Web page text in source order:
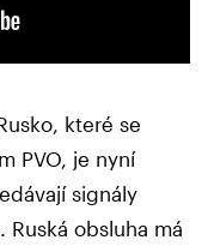
které se
PVO, je nyní
signály
Ruská obsluha má